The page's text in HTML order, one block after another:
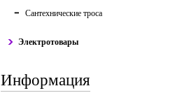
Сантехнические троса
Электротовары
Информация